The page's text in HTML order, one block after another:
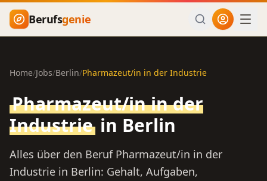
Zum Hauptinhalt springen
Berufsgenie
Home/Jobs/Berlin/Pharmazeut/in in der Industrie
Pharmazeut/in in der
Industrie in Berlin
Alles über den Beruf Pharmazeut/in in der
Industrie in Berlin: Gehalt, Aufgaben,